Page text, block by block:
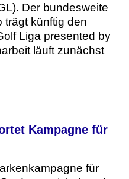
Der bundesweite
trägt künftig den
Liga presented by
läuft zunächst
Kampagne für
für